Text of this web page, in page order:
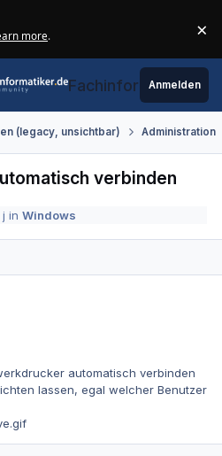
more. ×
Fachinformatiker.de
Anmelden
(legacy, unsichtbar) Administration
verbinden
j inWindows
automatisch verbinden
lassen, egal welcher Benutzer